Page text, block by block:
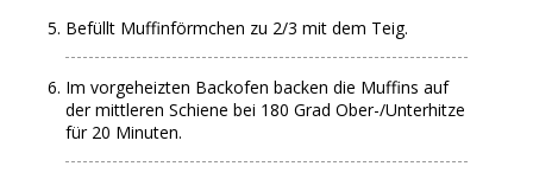
Befüllt Muffinförmchen zu 2/3 mit dem Teig.
Im vorgeheizten Backofen backen die Muffins auf
der mittleren Schiene bei 180 Grad Ober-/Unterhitze
für 20 Minuten.